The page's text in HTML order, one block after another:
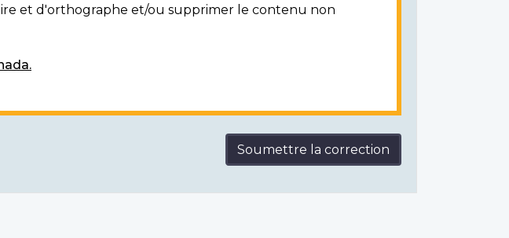
et d'orthographe et/ou supprimer le contenu non
Soumettre la correction